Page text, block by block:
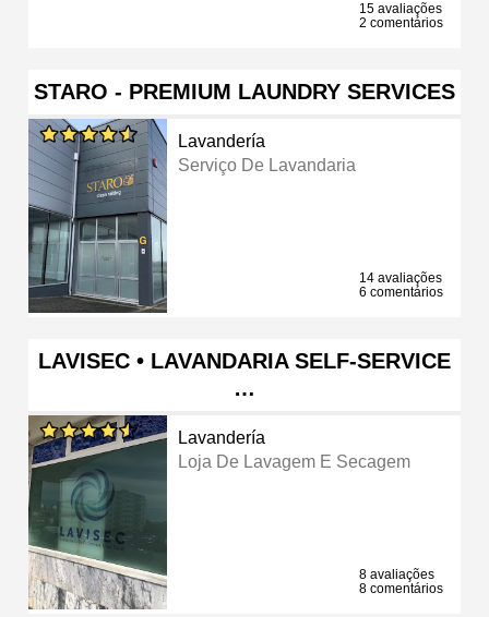
15 avaliações
2 comentários
STARO - PREMIUM LAUNDRY SERVICES
Lavandería
Serviço De Lavandaria
14 avaliações
6 comentários
LAVISEC • LAVANDARIA SELF-SERVICE
…
Lavandería
Loja De Lavagem E Secagem
8 avaliações
8 comentários